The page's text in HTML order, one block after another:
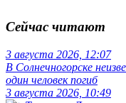
Сейчас читают
3 августа 2026, 12:07
В Солнечногорске
один человек погиб
3 августа 2026, 10:49